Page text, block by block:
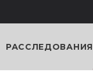
РАССЛЕДОВАНИЯ